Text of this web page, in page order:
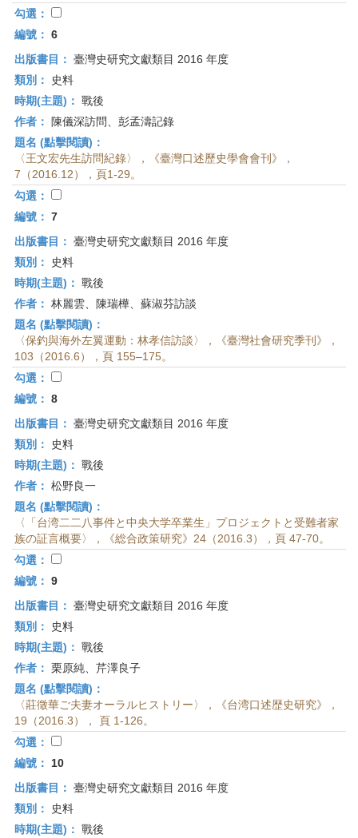
勾選：
編號： 6
出版書目： 臺灣史研究文獻類目 2016 年度
類別：
史料
時期(主題)： 戰後
作者：
陳儀深訪問、彭孟濤記錄
題名 (點擊閱讀)：
〈王文宏先生訪問紀錄〉，《臺灣口述歷史學會會刊》，
7（2016.12），頁1-29。
勾選：
編號： 7
出版書目： 臺灣史研究文獻類目 2016 年度
類別：
史料
時期(主題)： 戰後
作者： 林麗雲、陳瑞樺、蘇淑芬訪談
題名 (點擊閱讀)：
〈保釣與海外左翼運動：林孝信訪談〉，《臺灣社會研究季刊》，
103（2016.6），頁 155–175。
勾選：
編號： 8
出版書目： 臺灣史研究文獻類目 2016 年度
類別：
史料
時期(主題)： 戰後
作者： 松野良一
題名 (點擊閱讀)：
〈「台湾二二八事件と中央大学卒業生」プロジェクトと受難者家
族の証言概要〉，《総合政策研究》24（2016.3），頁 47-70。
勾選：
編號： 9
出版書目： 臺灣史研究文獻類目 2016 年度
類別：
史料
時期(主題)： 戰後
作者： 栗原純、芹澤良子
題名 (點擊閱讀)：
〈莊徵華ご夫妻オーラルヒストリー〉，《台湾口述歴史研究》，
19（2016.3）， 頁 1-126。
勾選：
編號：
10
出版書目： 臺灣史研究文獻類目 2016 年度
類別：
史料
時期(主題)： 戰後